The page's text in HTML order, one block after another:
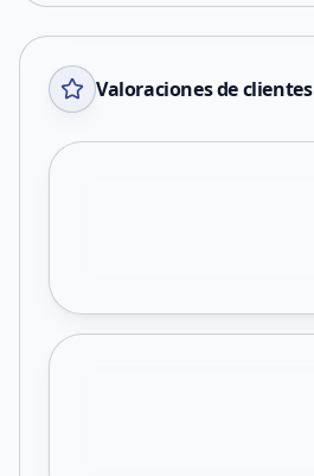
Valoraciones de clientes